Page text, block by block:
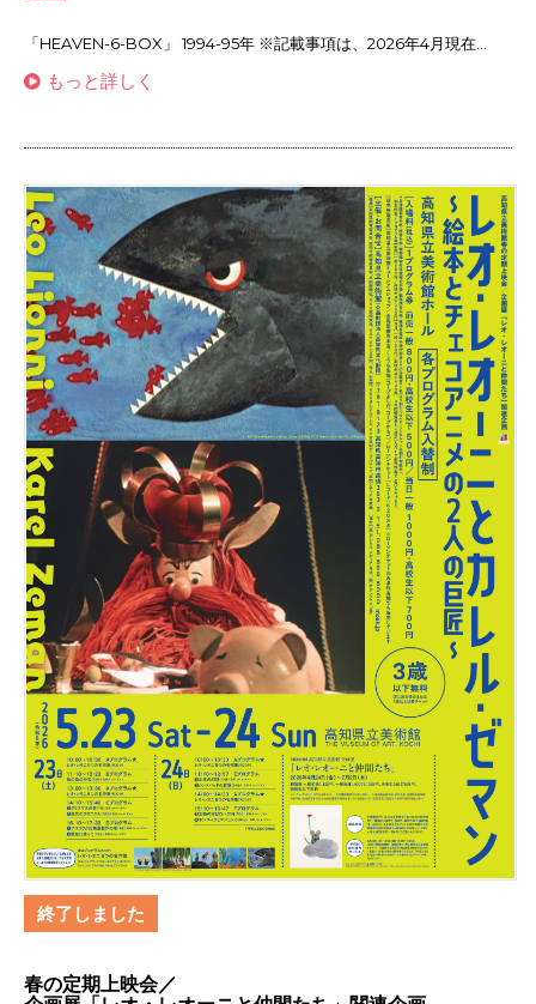
「HEAVEN-6-BOX」 1994-95年 ※記載事項は、2026年4月現在...
もっと詳しく
終了しました
春の定期上映会／